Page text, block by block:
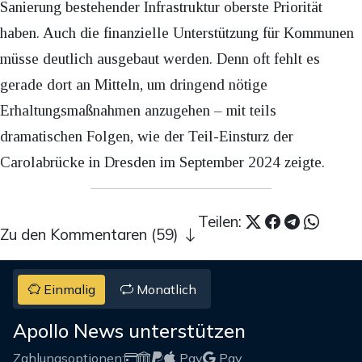
Sanierung bestehender Infrastruktur oberste Priorität
haben. Auch die finanzielle Unterstützung für Kommunen
müsse deutlich ausgebaut werden. Denn oft fehlt es
gerade dort an Mitteln, um dringend nötige
Erhaltungsmaßnahmen anzugehen – mit teils
dramatischen Folgen, wie der Teil-Einsturz der
Carolabrücke in Dresden im September 2024 zeigte.
Teilen:
Zu den Kommentaren (59)
Einmalig Monatlich
Apollo News unterstützen
Zahlungsoptionen: Pay Pay